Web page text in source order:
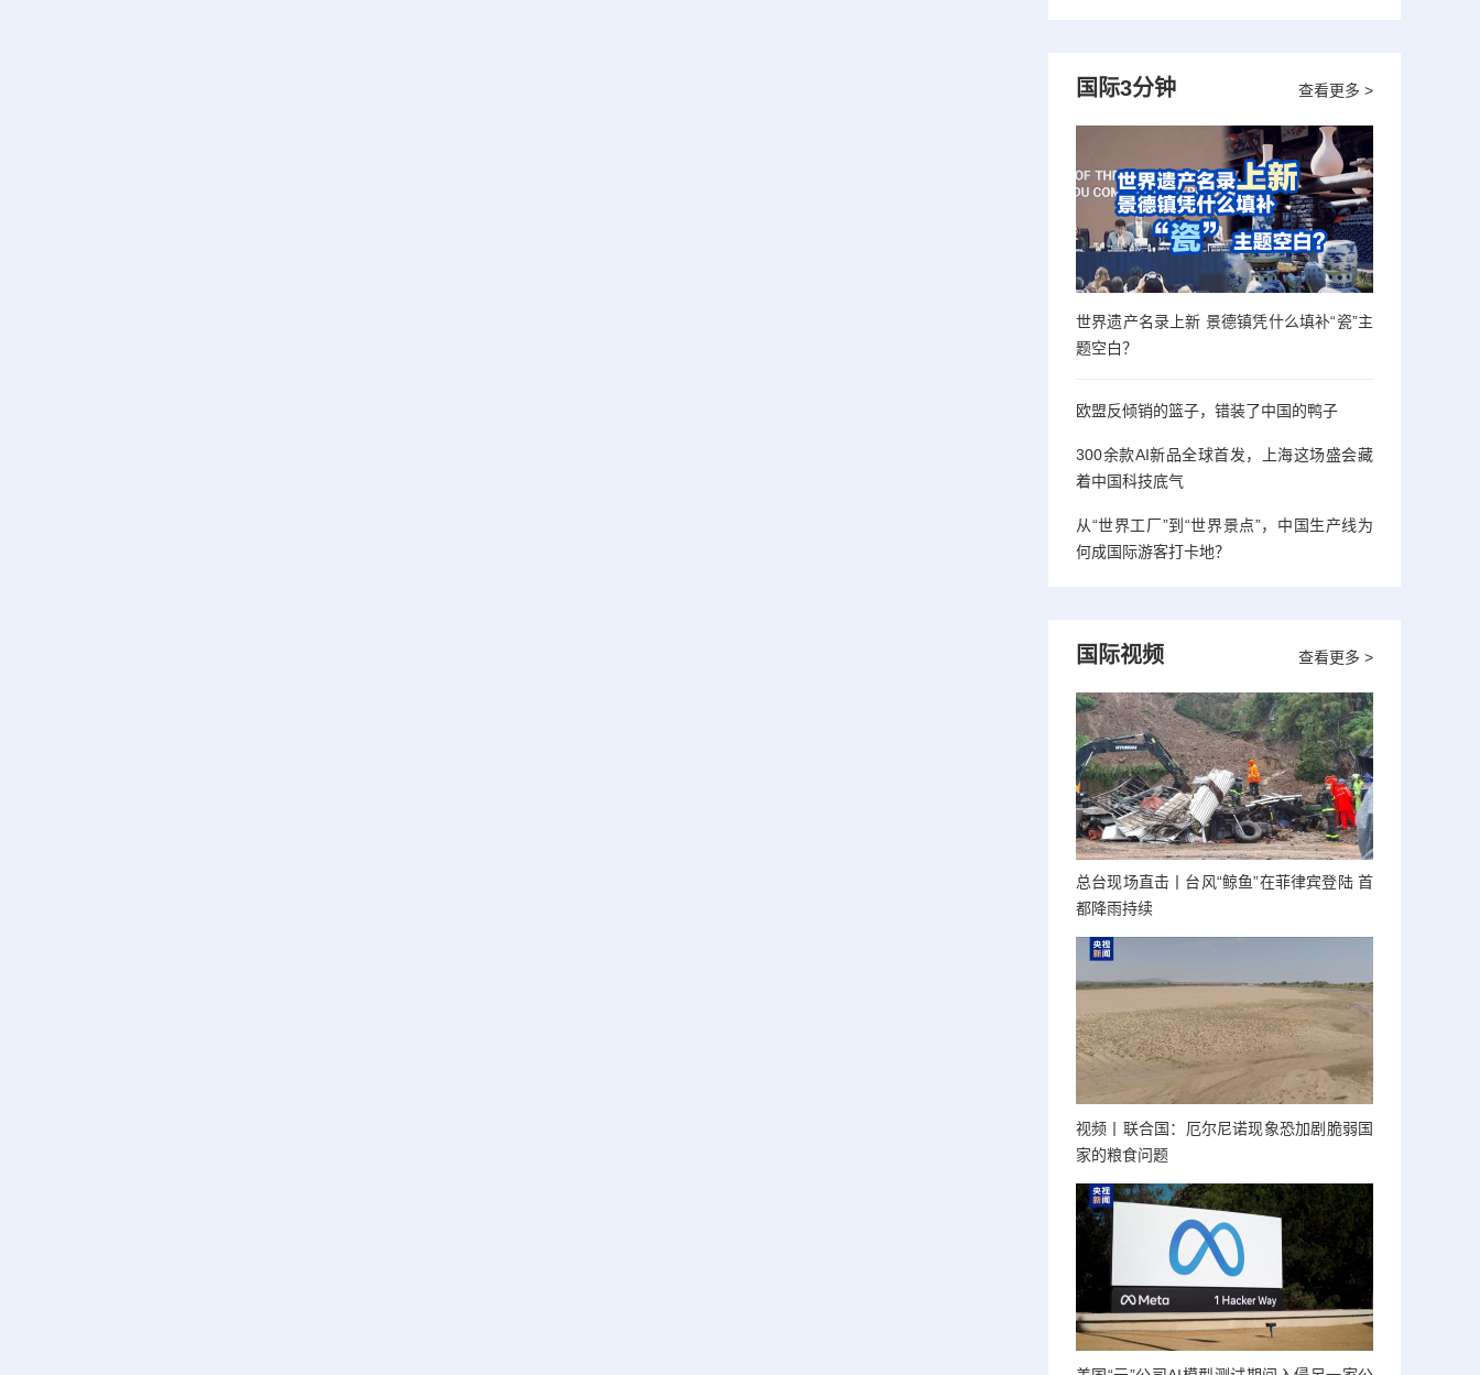
查看更多 >
国际3分钟
世界遗产名录上新 景德镇凭什么填补“瓷”主
题空白？
欧盟反倾销的篮子，错装了中国的鸭子
300余款AI新品全球首发，上海这场盛会藏
着中国科技底气
从“世界工厂”到“世界景点”，中国生产线为
何成国际游客打卡地？
查看更多 >
国际视频
总台现场直击丨台风“鲸鱼”在菲律宾登陆 首
都降雨持续
视频丨联合国：厄尔尼诺现象恐加剧脆弱国
家的粮食问题